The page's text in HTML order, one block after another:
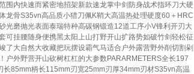
围内快速而紧密地招架新款速龙掌中剑防身战术指环刀大硬
龙骨S35vn高品质小猎刀佩K鞘大高温热处理硬度60＋HRC
光磨抛光表面泰瑞特种高碳钢锻造12道工序小V锋利开刃大
可挂腰随身便携黑太阳上山打野开山扩路势如破竹剑轻松征
了大自然大收藏把玩摆设霸气马适合户外露营野外削切割剁
户外野营开山砍树杠杠的大参数PARARMETERS全长197
长85mm柄长115mm刃宽25mm刃厚34mm刃材S35vn高温